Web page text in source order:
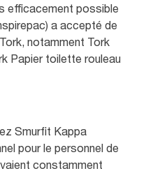
efficacement possible
a accepté de
notamment Tork
Papier toilette rouleau
Smurfit Kappa
pour le personnel de
constamment